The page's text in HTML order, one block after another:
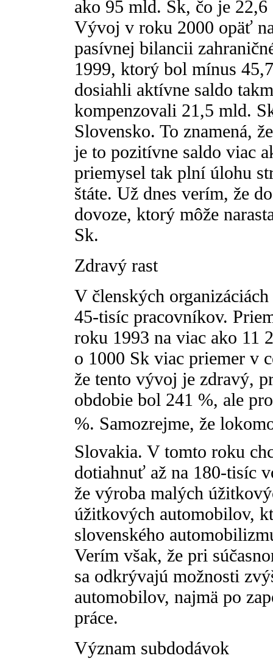
ako 95 mld. Sk, čo je
Vývoj v roku 2000 opäť
pasívnej bilancii
1999, ktorý bol mínus
dosiahli aktívne saldo
kompenzovali 21,5 mld.
Slovensko. To znamená,
je to pozitívne saldo viac
priemysel tak plní úlohu
štáte. Už dnes verím, že
dovoze, ktorý môže
Sk.
Zdravý rast
V členských
45-tisíc pracovníkov.
roku 1993 na viac ako 11
o 1000 Sk viac priemer v
že tento vývoj je zdravý,
obdobie bol 241 %, ale
%. Samozrejme, že
Slovakia. V tomto roku
dotiahnuť až na 180-tisíc
že výroba malých
úžitkových automobilov,
slovenského
Verím však, že pri
sa odkrývajú možnosti
automobilov, najmä po
práce.
Význam subdodávok